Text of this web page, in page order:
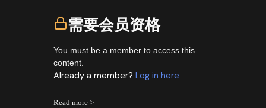
需要会员资格
You must be a member to access this
content.
Already a member?Log in here
Read more >